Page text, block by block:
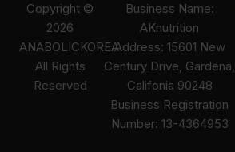
Copyright ©
2026
ANABOLICKOREA
All Rights
Reserved
Business Name:
AKnutrition
Address: 15601 New
Century Drive, Gardena,
Califonia 90248
Business Registration
Number: 13-4364953